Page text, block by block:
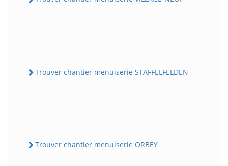
Trouver chantier menuiserie STAFFELFELDEN
Trouver chantier menuiserie ORBEY